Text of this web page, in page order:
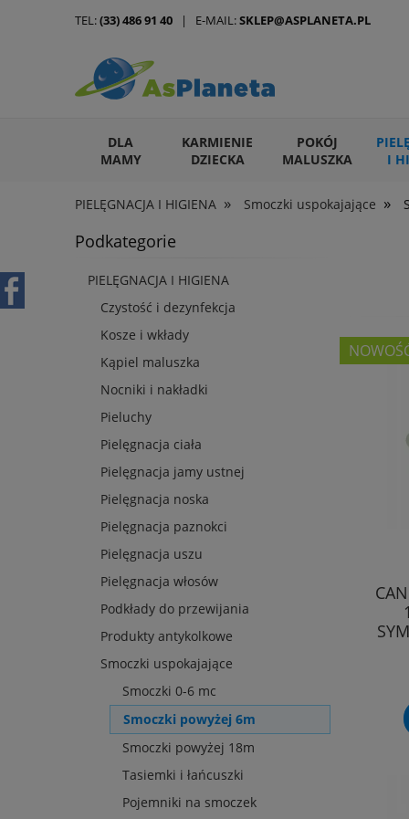
DLA
MAMY
KARMIENIE
DZIECKA
POKÓJ
MALUSZKA
I
ARTYKUŁY DLA ZWIERZĄT
PIELĘGNACJA I HIGIENA » Smoczki uspokajające »
TEL:(33) 486 91 40 | E-MAIL:SKLEP@ASPLANETA.PL
Podkategorie
PIELĘGNACJA I HIGIENA
Czystość i dezynfekcja
Kosze i wkłady
Kąpiel maluszka
Nocniki i nakładki
Pieluchy
Pielęgnacja ciała
Pielęgnacja jamy ustnej
Pielęgnacja noska
Pielęgnacja paznokci
Pielęgnacja uszu
Pielęgnacja włosów
Podkłady do przewijania
Produkty antykolkowe
Smoczki uspokajające
Smoczki 0-6 mc
Smoczki powyżej 6m
Smoczki powyżej 18m
Tasiemki i łańcuszki
Pojemniki na smoczek